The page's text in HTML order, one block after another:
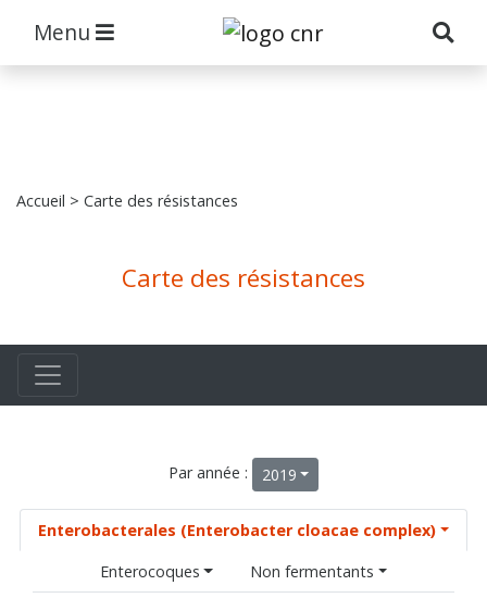
Menu
Accueil > Carte des résistances
Carte des résistances
Par année : 2019
Enterobacterales (Enterobacter cloacae complex)
Enterocoques
Non fermentants